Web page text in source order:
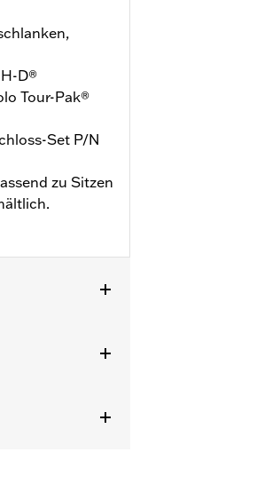
D®
Tour-Pak®
Set P/N
zu Sitzen
das